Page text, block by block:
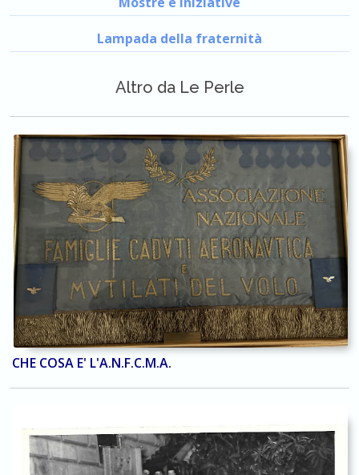
Lampada della fraternità
Altro da Le Perle
CHE COSA E' L'A.N.F.C.M.A.